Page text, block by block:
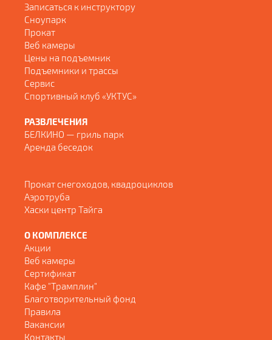
Записаться к инструктору
Сноупарк
Прокат
Веб камеры
Цены на подъемник
Подъемники и трассы
Сервис
Спортивный клуб «УКТУС»
РАЗВЛЕЧЕНИЯ
БЕЛКИНО — гриль парк
Аренда беседок
Прокат снегоходов, квадроциклов
Аэротруба
Хаски центр Тайга
О КОМПЛЕКСЕ
Акции
Веб камеры
Сертификат
Кафе "Трамплин"
Благотворительный фонд
Правила
Вакансии
Контакты